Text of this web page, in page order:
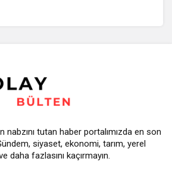
nabzını tutan haber portalımızda en son
siyaset, ekonomi, tarım, yerel
daha fazlasını kaçırmayın.